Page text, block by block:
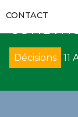
APPELS
CODES
DÉCRETS
RECOURS
VIDÉOS
CONTACT
POUR
Décisions 11